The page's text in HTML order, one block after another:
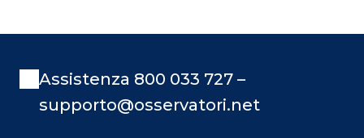
Assistenza 800 033 727 –
supporto@osservatori.net